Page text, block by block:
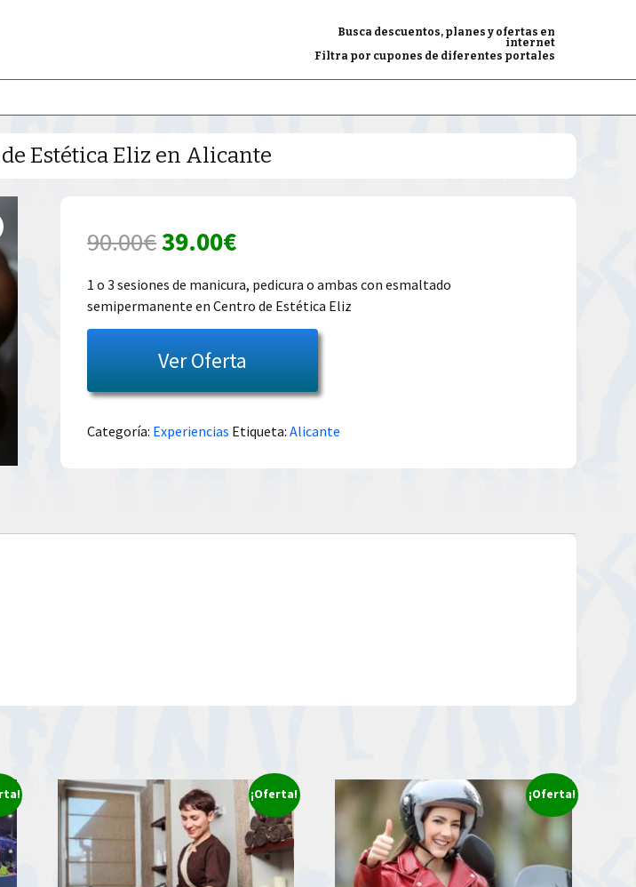
Busca descuentos, planes y ofertas en
internet
Filtra por cupones de diferentes portales
Estética Eliz en Alicante
90.00€El
precio
original
era:
90.00€.
39.00€El
precio
actual
es:
39.00€.
1 o 3 sesiones de manicura, pedicura o ambas con esmaltado
semipermanente en Centro de Estética Eliz
Ver Oferta
Categoría: Experiencias Etiqueta:Alicante
¡Oferta! ¡Oferta!